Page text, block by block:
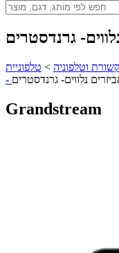
גרנדסטרים
וטלפוניה >
נלווים- גרנדסטרים
Grandstream